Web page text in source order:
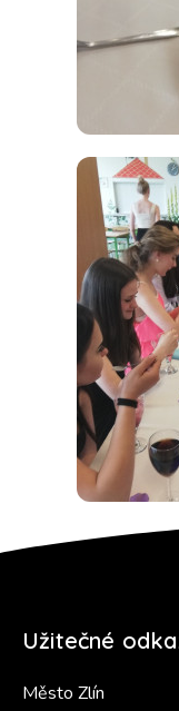
Užitečné
Město Zlín